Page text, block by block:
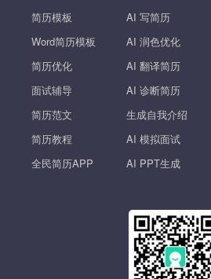
简历模板
Word简历模板
简历优化
面试辅导
简历范文
简历教程
全民简历APP
AI 写简历
AI 润色优化
AI 翻译简历
AI 诊断简历
生成自我介绍
AI 模拟面试
AI PPT生成